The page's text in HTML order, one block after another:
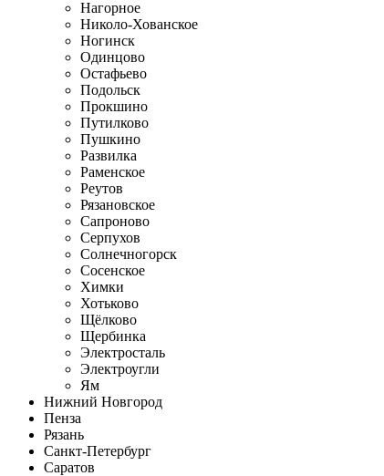
Нагорное
Николо-Хованское
Ногинск
Одинцово
Остафьево
Подольск
Прокшино
Путилково
Пушкино
Развилка
Раменское
Реутов
Рязановское
Сапроново
Серпухов
Солнечногорск
Сосенское
Химки
Хотьково
Щёлково
Щербинка
Электросталь
Электроугли
Ям
Нижний Новгород
Пенза
Рязань
Санкт-Петербург
Саратов